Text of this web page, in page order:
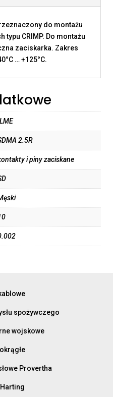
do montażu
typu CRIMP. Do montażu
zaciskarka. Zakres
… +125°C.
2.5R
i piny zaciskane
spożywczego
wojskowe
Provertha